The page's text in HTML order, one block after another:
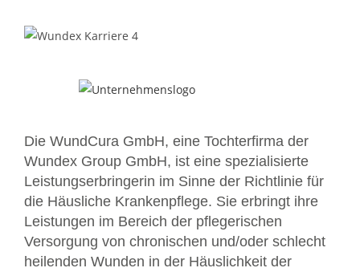
Die WundCura GmbH, eine Tochterfirma der
Wundex Group GmbH, ist eine spezialisierte
Leistungserbringerin im Sinne der Richtlinie für
die Häusliche Krankenpflege. Sie erbringt ihre
Leistungen im Bereich der pflegerischen
Versorgung von chronischen und/oder schlecht
heilenden Wunden in der Häuslichkeit der